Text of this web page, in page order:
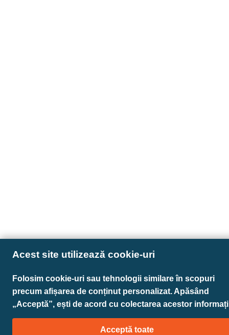
Acest site utilizează cookie-uri
Folosim cookie-uri sau tehnologii similare în scopuri
precum afișarea de conținut personalizat. Apăsând
„Acceptă”, ești de acord cu colectarea acestor
Acceptă toate